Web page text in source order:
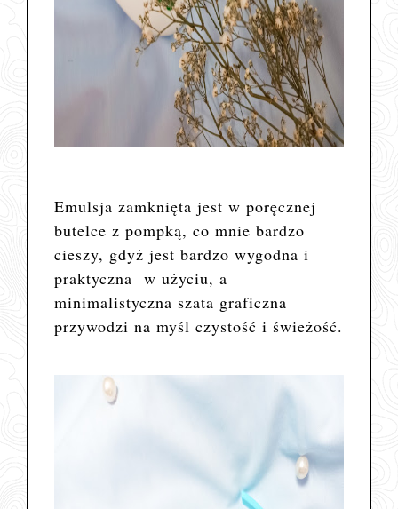
Emulsja zamknięta jest w poręcznej
butelce z pompką, co mnie bardzo
cieszy, gdyż jest bardzo wygodna i
praktyczna w użyciu, a
minimalistyczna szata graficzna
przywodzi na myśl czystość i świeżość.